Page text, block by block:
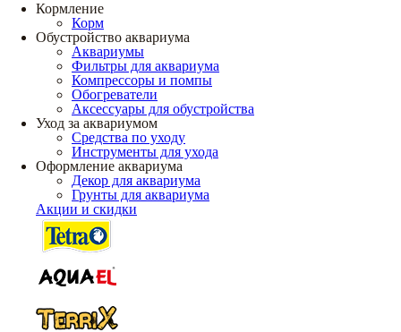
Кормление
Корм
Обустройство аквариума
Аквариумы
Фильтры для аквариума
Компрессоры и помпы
Обогреватели
Аксессуары для обустройства
Уход за аквариумом
Средства по уходу
Инструменты для ухода
Оформление аквариума
Декор для аквариума
Грунты для аквариума
Акции и скидки